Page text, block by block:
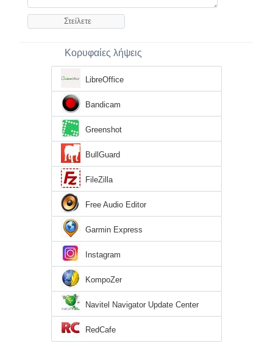
Κορυφαίες λήψεις
LibreOffice
Bandicam
Greenshot
BullGuard
FileZilla
Free Audio Editor
Garmin Express
Instagram
KompoZer
Navitel Navigator Update Center
RedCafe